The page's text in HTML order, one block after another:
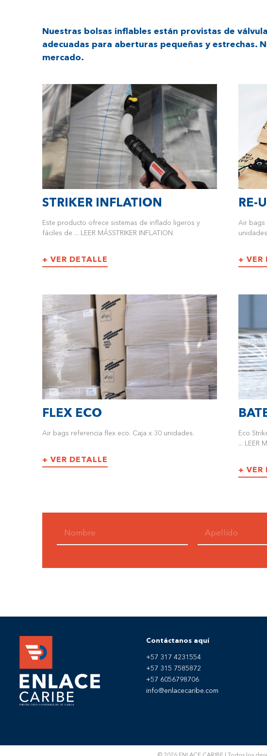
Nuestras bolsas inflables están provistas de
adecuadas para aberturas pequeñas y estrechas.
mercado.
STRIKER INFLATION
Este producto ofrece sistemas de inflado ligeros y
fáciles de ... LEER MÁSSTRIKER INFLATION
+ VER DETALLE
RE-
Air bags
+ VER
FLEX ECO
Air bags referencia flex eco. Caja x 30 unidades.
+ VER DETALLE
Eco
... LEER
+ VER
Contáctanos aquí
+57 317 4231554
+57 315 7585872
+57 6056798706
info@enlacecaribe.com